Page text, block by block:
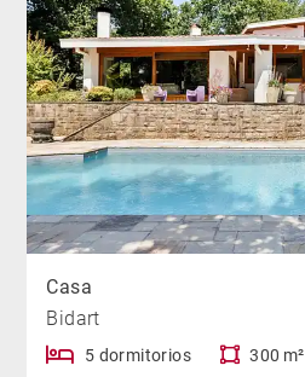
Casa
Bidart
5 dormitorios 300 m²